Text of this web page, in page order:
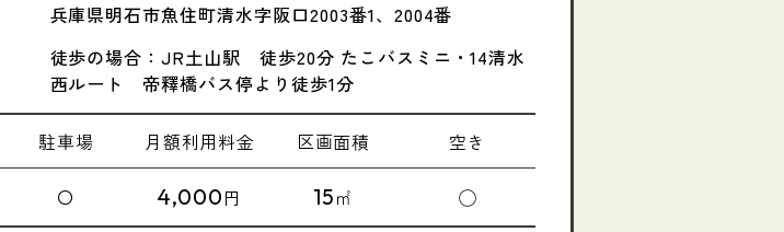
兵庫県明石市魚住町清水字阪口2003番1、2004番
徒歩の場合：JR土山駅 徒歩20分 たこバスミニ・14清水
西ルート 帝釋橋バス停より徒歩1分
駐車場 月額利用料金 区画面積 空き
〇 4,000円 15㎡ ◯